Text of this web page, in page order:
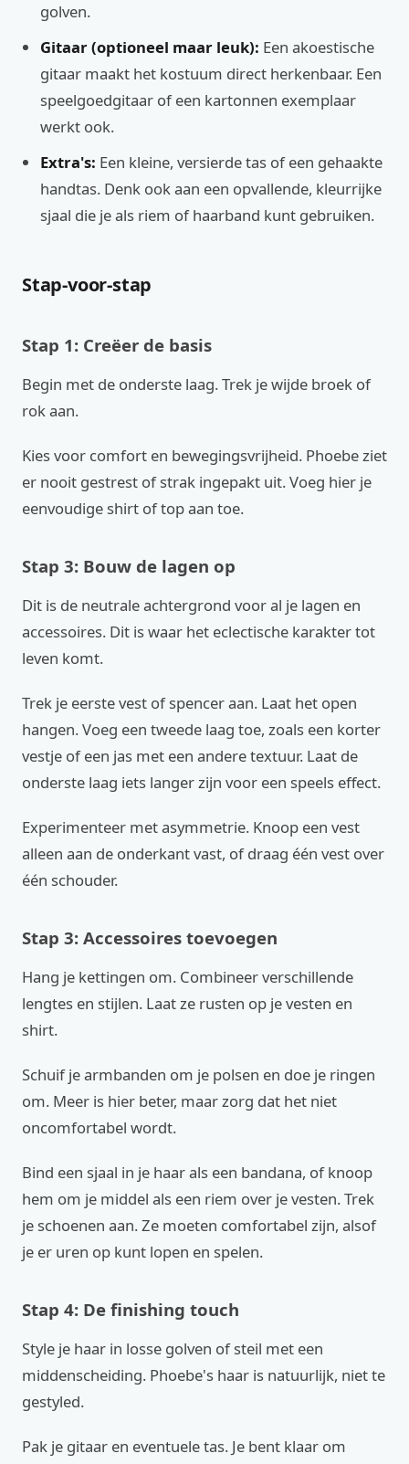
golven.
Gitaar (optioneel maar leuk): Een akoestische
gitaar maakt het kostuum direct herkenbaar. Een
speelgoedgitaar of een kartonnen exemplaar
werkt ook.
Extra's: Een kleine, versierde tas of een gehaakte
handtas. Denk ook aan een opvallende, kleurrijke
sjaal die je als riem of haarband kunt gebruiken.
Stap-voor-stap
Stap 1: Creëer de basis
Begin met de onderste laag. Trek je wijde broek of
rok aan.
Kies voor comfort en bewegingsvrijheid. Phoebe ziet
er nooit gestrest of strak ingepakt uit. Voeg hier je
eenvoudige shirt of top aan toe.
Stap 3: Bouw de lagen op
Dit is de neutrale achtergrond voor al je lagen en
accessoires. Dit is waar het eclectische karakter tot
leven komt.
Trek je eerste vest of spencer aan. Laat het open
hangen. Voeg een tweede laag toe, zoals een korter
vestje of een jas met een andere textuur. Laat de
onderste laag iets langer zijn voor een speels effect.
Experimenteer met asymmetrie. Knoop een vest
alleen aan de onderkant vast, of draag één vest over
één schouder.
Stap 3: Accessoires toevoegen
Hang je kettingen om. Combineer verschillende
lengtes en stijlen. Laat ze rusten op je vesten en
shirt.
Schuif je armbanden om je polsen en doe je ringen
om. Meer is hier beter, maar zorg dat het niet
oncomfortabel wordt.
Bind een sjaal in je haar als een bandana, of knoop
hem om je middel als een riem over je vesten. Trek
je schoenen aan. Ze moeten comfortabel zijn, alsof
je er uren op kunt lopen en spelen.
Stap 4: De finishing touch
Style je haar in losse golven of steil met een
middenscheiding. Phoebe's haar is natuurlijk, niet te
gestyled.
Pak je gitaar en eventuele tas. Je bent klaar om